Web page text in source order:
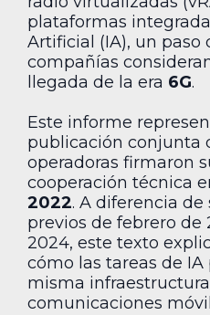
plataformas
Artificial (IA), un paso
compañías
llegada de la era 6G.
Este informe
publicación conjunta
operadoras firmaron
cooperación técnica
2022. A diferencia
previos de febrero de
2024, este texto
cómo las tareas de
misma
comunicaciones